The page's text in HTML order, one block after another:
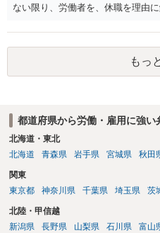
す。 争点は、契約類型が雇用か業
るか、解除事由が双方にどう定め
合理的か、という複数論点に分か
バランスの問題もありますが、修
コストを抑えやすいので、資料等
をお勧めします。 ・事務所側の解
は、合理性や対価性を欠くとして
あります。
ない限り、労働者を、休職を理由
期間満了による退職は、業務労災
ください。 仮に会社が打切り補償
に当たります。 ＞労災の休業補償
に、受け取れる金銭はありますで
逸失利益等）が認められる可能性
災での第三者行為傷害（同僚の不
第三者の賠償責任も考えられます
は、第三者から支払ってもらうこ
要になると思います（良い会社で
が・・・）。極めて専門的な話で
もっ
都道府県から労働・雇用に強い
北海道・東北
北海道
青森県 岩手県 宮城県 秋田
関東
東京都
神奈川県 千葉県 埼玉県 茨
北陸・甲信越
新潟県
長野県 山梨県 石川県 富山